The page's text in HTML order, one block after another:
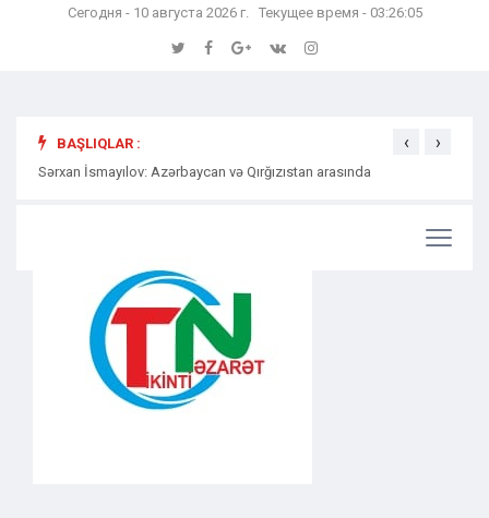
Сегодня - 10 августа 2026 г. Текущее время - 03:26:06
BAŞLIQLAR :
Sərxan İsmayılov: Azərbaycan və Qırğızıstan arasında
‹ ›